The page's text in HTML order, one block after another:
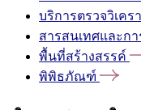
บริการตรวจวิเค
สารสนเทศและก
พื้นที่สร้างสรรค์
พิพิธภัณฑ์